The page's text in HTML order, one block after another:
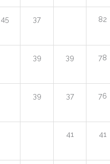
45 37 82
39 39 78
39 37 76
41 41